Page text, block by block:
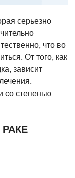
серьезно
что во
От того, как
зависит
со степенью